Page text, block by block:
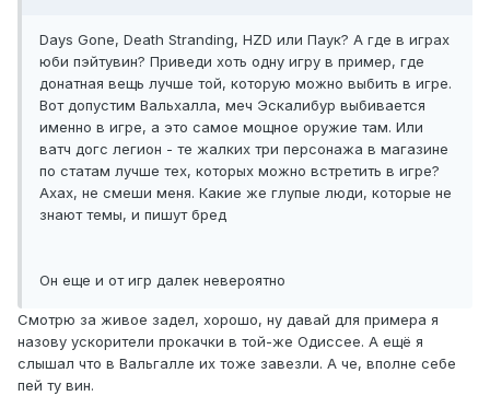
Days Gone, Death Stranding, HZD или Паук? А где в играх
юби пэйтувин? Приведи хоть одну игру в пример, где
донатная вещь лучше той, которую можно выбить в игре.
Вот допустим Вальхалла, меч Эскалибур выбивается
именно в игре, а это самое мощное оружие там. Или
ватч догс легион - те жалких три персонажа в магазине
по статам лучше тех, которых можно встретить в игре?
Ахах, не смеши меня. Какие же глупые люди, которые не
знают темы, и пишут бред
Он еще и от игр далек невероятно
Смотрю за живое задел, хорошо, ну давай для примера я
назову ускорители прокачки в той-же Одиссее. А ещё я
слышал что в Вальгалле их тоже завезли. А че, вполне себе
пей ту вин.